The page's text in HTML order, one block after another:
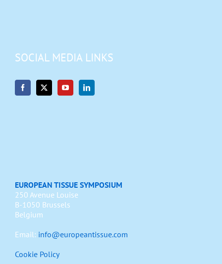
SOCIAL MEDIA LINKS
EUROPEAN TISSUE SYMPOSIUM
250 Avenue Louise
B-1050 Brussels
Belgium
Email: info@europeantissue.com
Cookie Policy